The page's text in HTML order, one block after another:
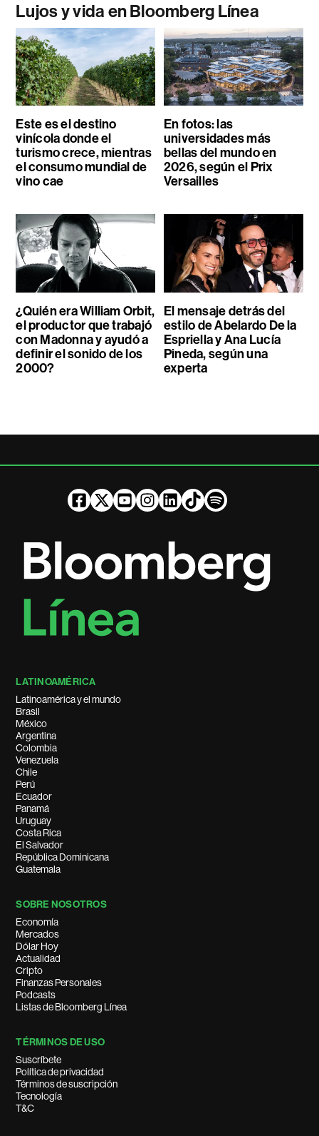
Lujos y vida en Bloomberg Línea
Este es el destino
vinícola donde el
turismo crece, mientras
el consumo mundial de
vino cae
En fotos: las
universidades más
bellas del mundo en
2026, según el Prix
Versailles
¿Quién era William Orbit,
el productor que trabajó
con Madonna y ayudó a
definir el sonido de los
2000?
El mensaje detrás del
estilo de Abelardo De la
Espriella y Ana Lucía
Pineda, según una
experta
LATINOAMÉRICA
Latinoamérica y el mundo
Brasil
México
Argentina
Colombia
Venezuela
Chile
Perú
Ecuador
Panamá
Uruguay
Costa Rica
El Salvador
República Dominicana
Guatemala
SOBRE NOSOTROS
Economía
Mercados
Dólar Hoy
Actualidad
Cripto
Finanzas Personales
Podcasts
Listas de Bloomberg Línea
TÉRMINOS DE USO
Suscríbete
Política de privacidad
Términos de suscripción
Tecnología
T&C